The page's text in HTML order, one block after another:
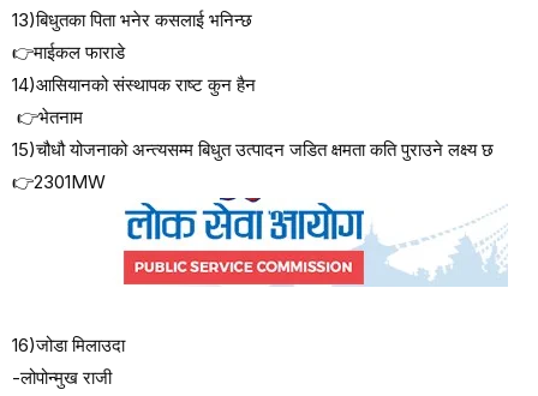
13)बिधुतका पिता भनेर कसलाई भनिन्छ
👉माईकल फाराडे
14)आसियानको संस्थापक राष्ट कुन हैन
👉भेतनाम
15)चौधौ योजनाको अन्त्यसम्म बिधुत उत्पादन जडित क्षमता कति पुराउने लक्ष्य छ
👉2301MW
16)जोडा मिलाउदा
-लोपोन्मुख राजी